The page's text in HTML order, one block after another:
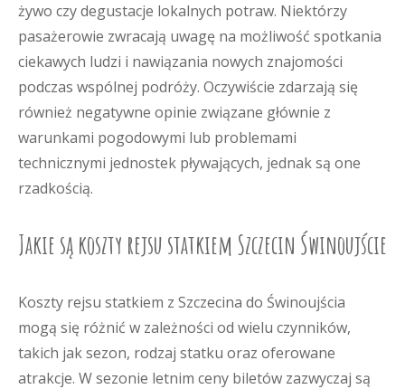
żywo czy degustacje lokalnych potraw. Niektórzy
pasażerowie zwracają uwagę na możliwość spotkania
ciekawych ludzi i nawiązania nowych znajomości
podczas wspólnej podróży. Oczywiście zdarzają się
również negatywne opinie związane głównie z
warunkami pogodowymi lub problemami
technicznymi jednostek pływających, jednak są one
rzadkością.
Jakie są koszty rejsu statkiem Szczecin Świnoujście
Koszty rejsu statkiem z Szczecina do Świnoujścia
mogą się różnić w zależności od wielu czynników,
takich jak sezon, rodzaj statku oraz oferowane
atrakcje. W sezonie letnim ceny biletów zazwyczaj są